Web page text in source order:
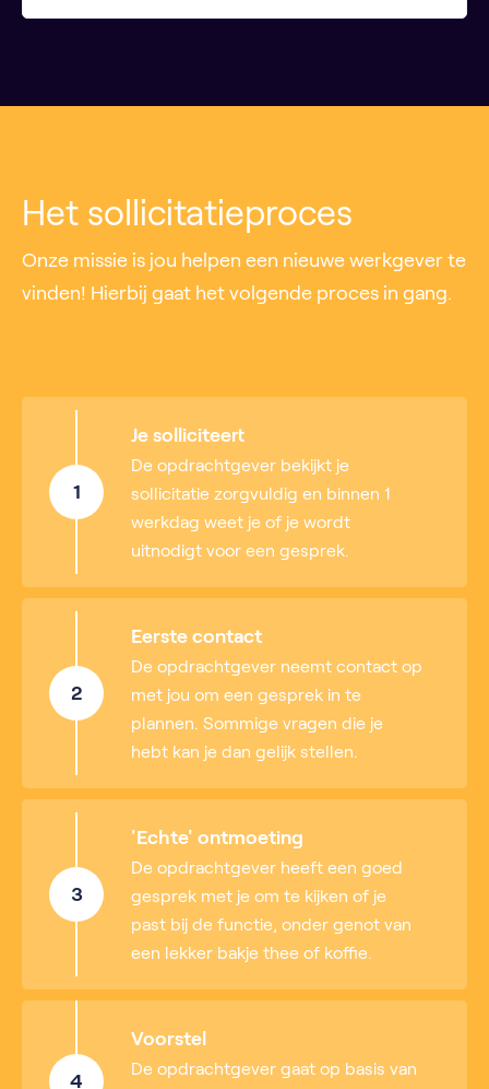
Het sollicitatieproces
Onze missie is jou helpen een nieuwe werkgever te
vinden! Hierbij gaat het volgende proces in gang.
1
Je solliciteert
De opdrachtgever bekijkt je
sollicitatie zorgvuldig en binnen 1
werkdag weet je of je wordt
uitnodigt voor een gesprek.
2
Eerste contact
De opdrachtgever neemt contact op
met jou om een gesprek in te
plannen. Sommige vragen die je
hebt kan je dan gelijk stellen.
3
'Echte' ontmoeting
De opdrachtgever heeft een goed
gesprek met je om te kijken of je
past bij de functie, onder genot van
een lekker bakje thee of koffie.
4
Voorstel
De opdrachtgever gaat op basis van